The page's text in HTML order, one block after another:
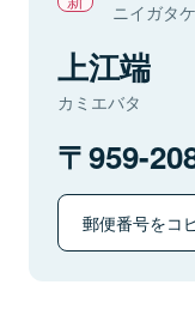
ニイガタ
上江端
カミエバタ
959-
郵便番号をコ